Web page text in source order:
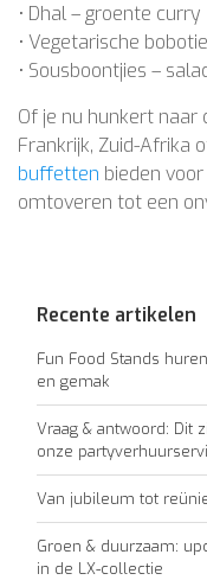
• Dhal – groente curry
• Vegetarische bobotie
• Sousboontjies –
Of je nu hunkert naar
Frankrijk, Zuid-Afrika
buffetten bieden
omtoveren tot een
Recente artikelen
Fun Food Stands
en gemak
Vraag & antwoord: Dit
onze
Van jubileum tot
Groen & duurzaam:
in de LX-collectie